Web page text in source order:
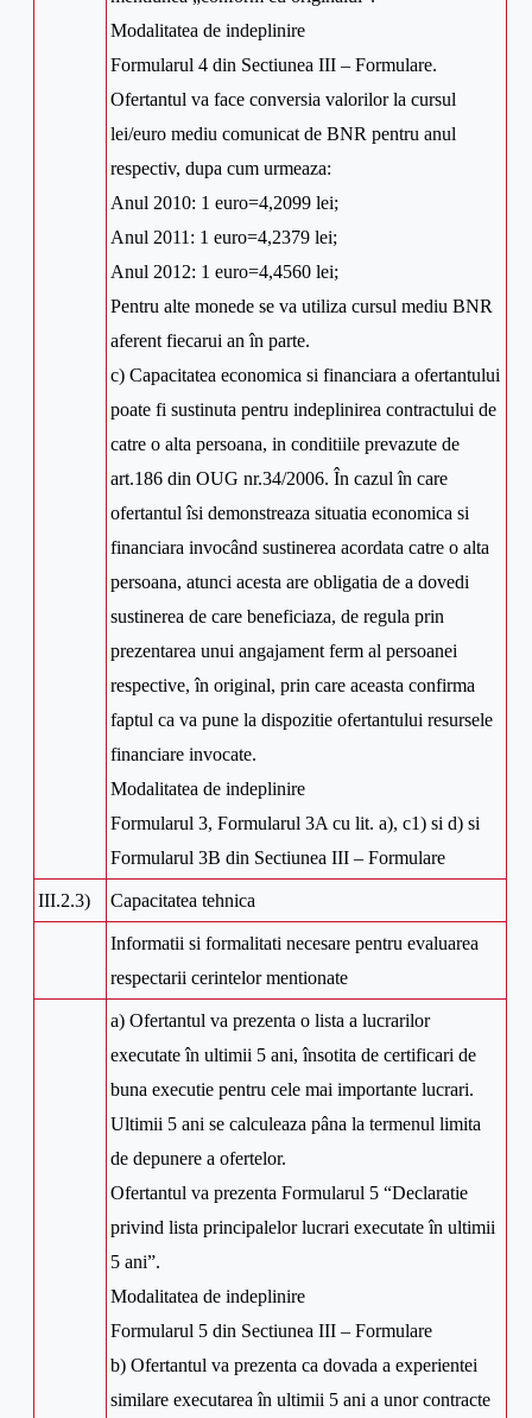
Modalitatea de indeplinire
Formularul 4 din Sectiunea III – Formulare.
Ofertantul va face conversia valorilor la cursul
lei/euro mediu comunicat de BNR pentru anul
respectiv, dupa cum urmeaza:
Anul 2010: 1 euro=4,2099 lei;
Anul 2011: 1 euro=4,2379 lei;
Anul 2012: 1 euro=4,4560 lei;
Pentru alte monede se va utiliza cursul mediu BNR
aferent fiecarui an în parte.
c) Capacitatea economica si financiara a ofertantului
poate fi sustinuta pentru indeplinirea contractului de
catre o alta persoana, in conditiile prevazute de
art.186 din OUG nr.34/2006. În cazul în care
ofertantul îsi demonstreaza situatia economica si
financiara invocând sustinerea acordata catre o alta
persoana, atunci acesta are obligatia de a dovedi
sustinerea de care beneficiaza, de regula prin
prezentarea unui angajament ferm al persoanei
respective, în original, prin care aceasta confirma
faptul ca va pune la dispozitie ofertantului resursele
financiare invocate.
Modalitatea de indeplinire
Formularul 3, Formularul 3A cu lit. a), c1) si d) si
Formularul 3B din Sectiunea III – Formulare
III.2.3) Capacitatea tehnica
Informatii si formalitati necesare pentru evaluarea
respectarii cerintelor mentionate
a) Ofertantul va prezenta o lista a lucrarilor
executate în ultimii 5 ani, însotita de certificari de
buna executie pentru cele mai importante lucrari.
Ultimii 5 ani se calculeaza pâna la termenul limita
de depunere a ofertelor.
Ofertantul va prezenta Formularul 5 “Declaratie
privind lista principalelor lucrari executate în ultimii
5 ani”.
Modalitatea de indeplinire
Formularul 5 din Sectiunea III – Formulare
b) Ofertantul va prezenta ca dovada a experientei
similare executarea în ultimii 5 ani a unor contracte